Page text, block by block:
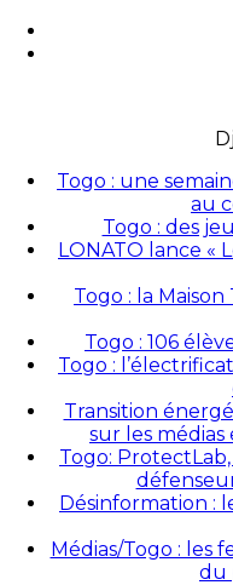
Togo : une
au
Togo : des
LONATO lance «
Togo : la Maison
Togo : 106
Togo :
Transition
sur les
Togo:
Désinformation :
Médias/Togo : les
du